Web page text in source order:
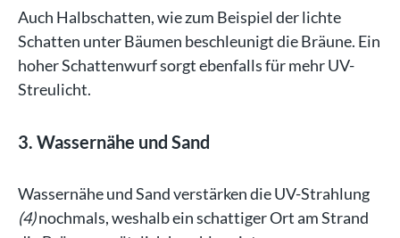
Auch Halbschatten, wie zum Beispiel der lichte
Schatten unter Bäumen beschleunigt die Bräune. Ein
hoher Schattenwurf sorgt ebenfalls für mehr UV-
Streulicht.
3. Wassernähe und Sand
Wassernähe und Sand verstärken die UV-Strahlung
(4)nochmals, weshalb ein schattiger Ort am Strand